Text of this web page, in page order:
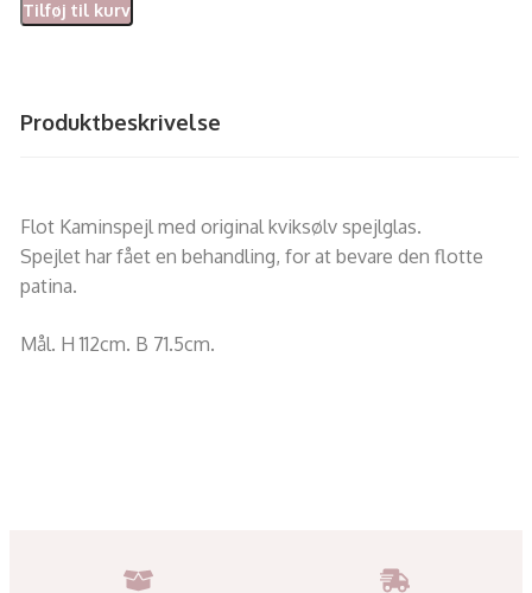
Tilføj til kurv
Produktbeskrivelse
Flot Kaminspejl med original kviksølv spejlglas.
Spejlet har fået en behandling, for at bevare den flotte
patina.
Mål. H 112cm. B 71.5cm.